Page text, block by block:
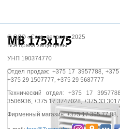
МВ 175х175
© ОДО «Семь ветров», 2025
Все права защищены
УНП 190374770
Отдел продаж: +375 17 3957788,
+375 29 1507777, +375 29 5687777
Технический отдел: +375 17
3506936, +375 17 3747028, +375 33
Фирменный магазин: +375 17 395 77 88,